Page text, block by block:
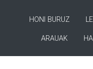
HONI BURUZ
ARAUAK